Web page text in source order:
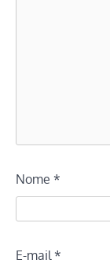
Nome *
E-mail *